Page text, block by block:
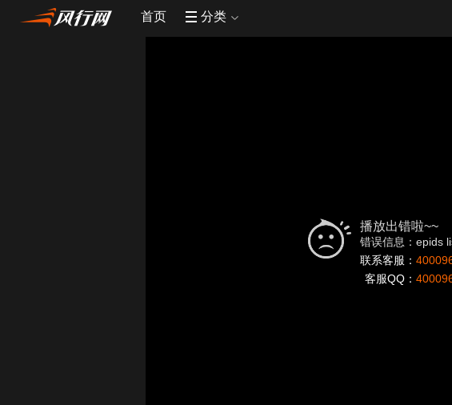
首页 分类
播放出错啦~~
错误信息：epids
联系客服：
客服QQ：